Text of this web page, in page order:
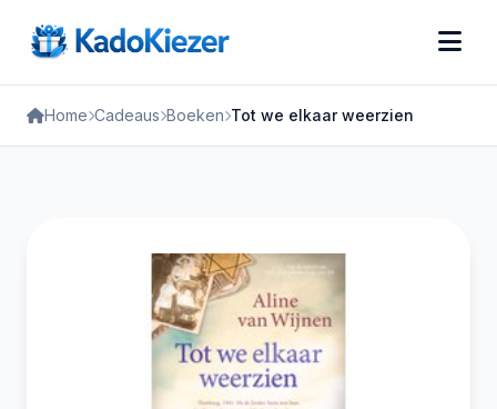
Home Cadeaus Boeken Tot we elkaar weerzien